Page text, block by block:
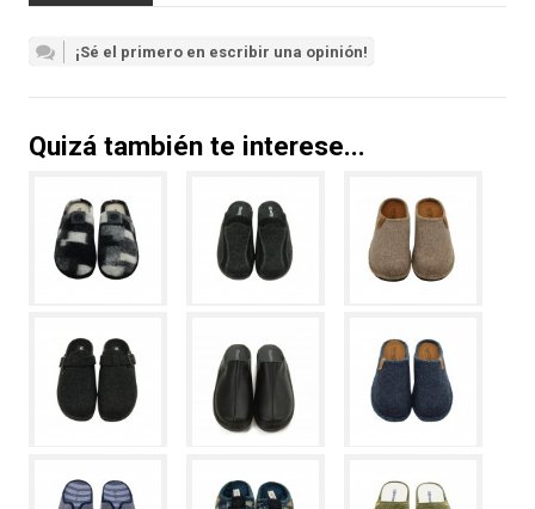
¡Sé el primero en escribir una opinión!
Quizá también te interese...